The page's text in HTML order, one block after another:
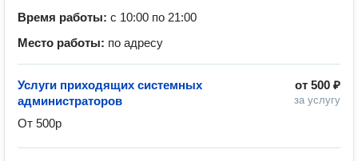
Время работы: с 10:00 по 21:00
Место работы: по адресу
от 500 ₽
за услугу
Услуги приходящих системных
администраторов
От 500р